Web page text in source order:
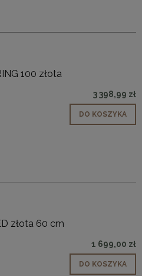
100 złota
3 398,99 zł
DO KOSZYKA
złota 60 cm
1 699,00 zł
DO KOSZYKA